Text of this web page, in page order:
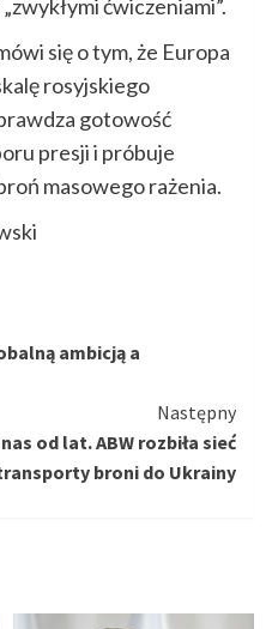
ćwiczeniami”.
się o tym, że Europa
rosyjskiego
gotowość
presji i próbuje
masowego rażenia.
ambicją a
Następny
od lat. ABW rozbiła sieć
broni do Ukrainy